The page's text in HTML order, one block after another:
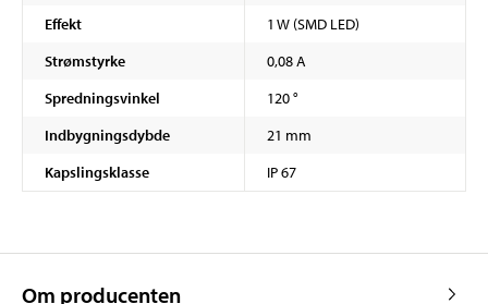
Effekt
1 W (SMD LED)
Strømstyrke
0,08 A
Spredningsvinkel
120 °
Indbygningsdybde
21 mm
Kapslingsklasse
IP 67
Om producenten